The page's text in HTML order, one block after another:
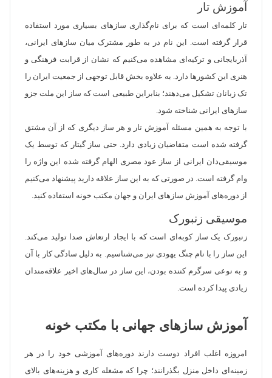
آموزش تار
تار کلمه‌ای است که برای نام‌گذاری سازهای بسیاری مورد استفاده
قرار گرفته است. این نام در به طور مشترک میان سازهای ایرانی،
آذربایجانی و ترکیه‌ای مشاهده می‌کنیم که نشان از قرابت فرهنگی و
هنری این کشور‌ها دارد. به علاوه بخش قابل توجهی از جمعیت ایران را
تک زبانان تشکیل می‌دهند؛ بنابراین طبیعی است که ساز این ملت جزو
سازهای ایرانی شناخته شود.
با توجه به همین مسئله آموزش تار و هر ساز دیگری که از آن مشتق
گرفته‌ شده است متقاضیان زیادی دارد. حتی ساز گیتار که توسط یک
موسیقی‌دان ایرانی از ساز عود مصری الهام گرفته شده این واژه را
وام گرفته است. در صورتی که به این ساز علاقه دارید پیشنهاد می‌کنیم
از دوره‌های آموزش سازهای ایران و جهان مکتب خونه استفاده کنید.
موسیقی زنبورک
زنبورک یک ساز کوبه‌ای است که با ایجاد ارتعاش صدا تولید می‌کند.
این ساز را با نام چنگ یهودی نیز می‌شناسیم. به دلیل سادگی کار با آن
و به نوعی سرگرم کننده بودن، این ساز در سال‌های اخیر علاقه‌مندان
زیادی پیدا کرده است.
آموزش سازهای جهانی با مکتب خونه
امروزه اغلب افراد دوست دارند دوره‌های آموزشی خود را در هر
زمینه‌ای داخل منزل بگذرانند؛ چرا که مشغله کاری و هزینه‌های بالای